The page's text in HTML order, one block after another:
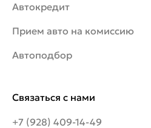
Связаться с нами
+7 (928) 409-14-49
Автокредит
Прием авто на комиссию
Автоподбор